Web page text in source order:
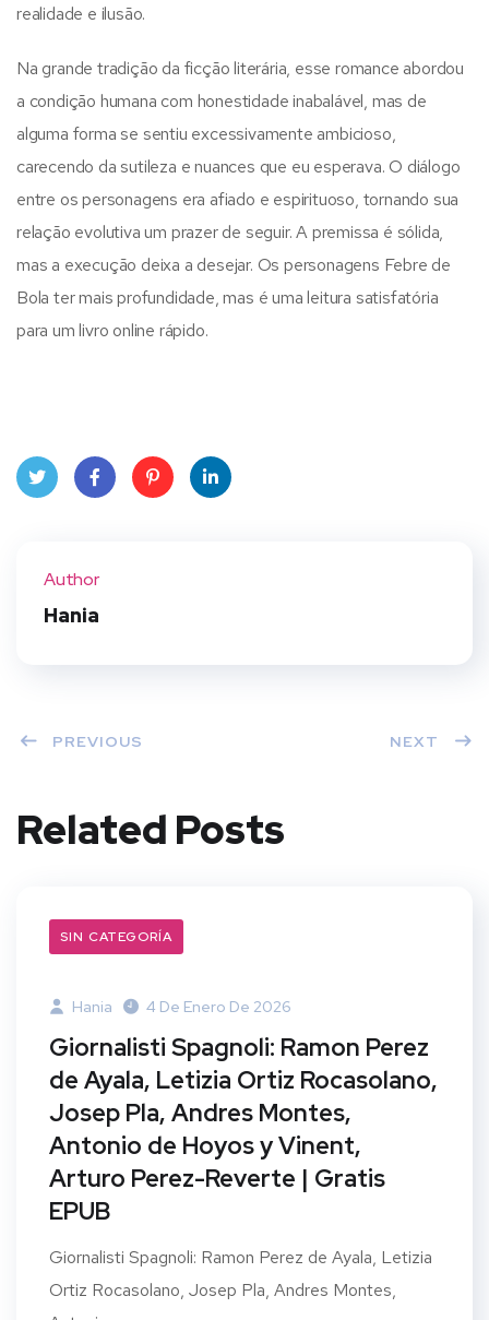
realidade e ilusão.
Na grande tradição da ficção literária, esse romance abordou
a condição humana com honestidade inabalável, mas de
alguma forma se sentiu excessivamente ambicioso,
carecendo da sutileza e nuances que eu esperava. O diálogo
entre os personagens era afiado e espirituoso, tornando sua
relação evolutiva um prazer de seguir. A premissa é sólida,
mas a execução deixa a desejar. Os personagens Febre de
Bola ter mais profundidade, mas é uma leitura satisfatória
para um livro online rápido.
Author
Hania
PREVIOUS NEXT
Related Posts
SIN CATEGORÍA
Hania 4 De Enero De 2026
Giornalisti Spagnoli: Ramon Perez
de Ayala, Letizia Ortiz Rocasolano,
Josep Pla, Andres Montes,
Antonio de Hoyos y Vinent,
Arturo Perez-Reverte | Gratis
EPUB
Giornalisti Spagnoli: Ramon Perez de Ayala, Letizia
Ortiz Rocasolano, Josep Pla, Andres Montes,